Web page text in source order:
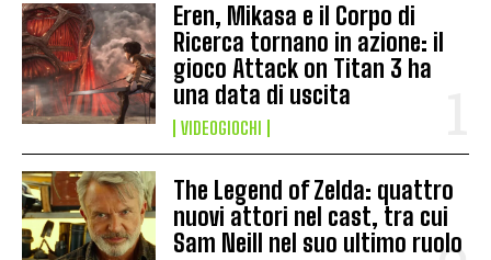
Eren, Mikasa e il Corpo di
Ricerca tornano in azione: il
gioco Attack on Titan 3 ha
una data di uscita
VIDEOGIOCHI
The Legend of Zelda: quattro
nuovi attori nel cast, tra cui
Sam Neill nel suo ultimo ruolo